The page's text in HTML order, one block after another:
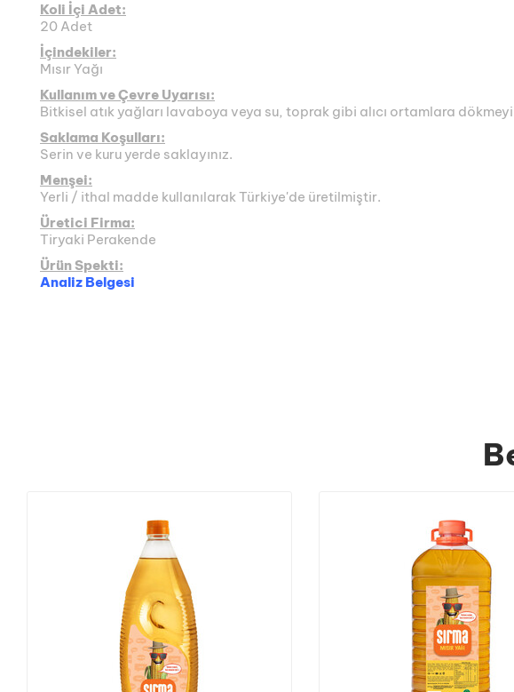
Koli İçi Adet:
20 Adet
İçindekiler:
Mısır Yağı
Kullanım ve Çevre Uyarısı:
Bitkisel atık yağları lavaboya veya su, toprak gibi alıcı ortamlara
Saklama Koşulları:
Serin ve kuru yerde saklayınız.
Menşei:
Yerli / ithal madde kullanılarak Türkiye'de üretilmiştir.
Üretici Firma:
Tiryaki Perakende
Ürün Spekti:
Analiz Belgesi